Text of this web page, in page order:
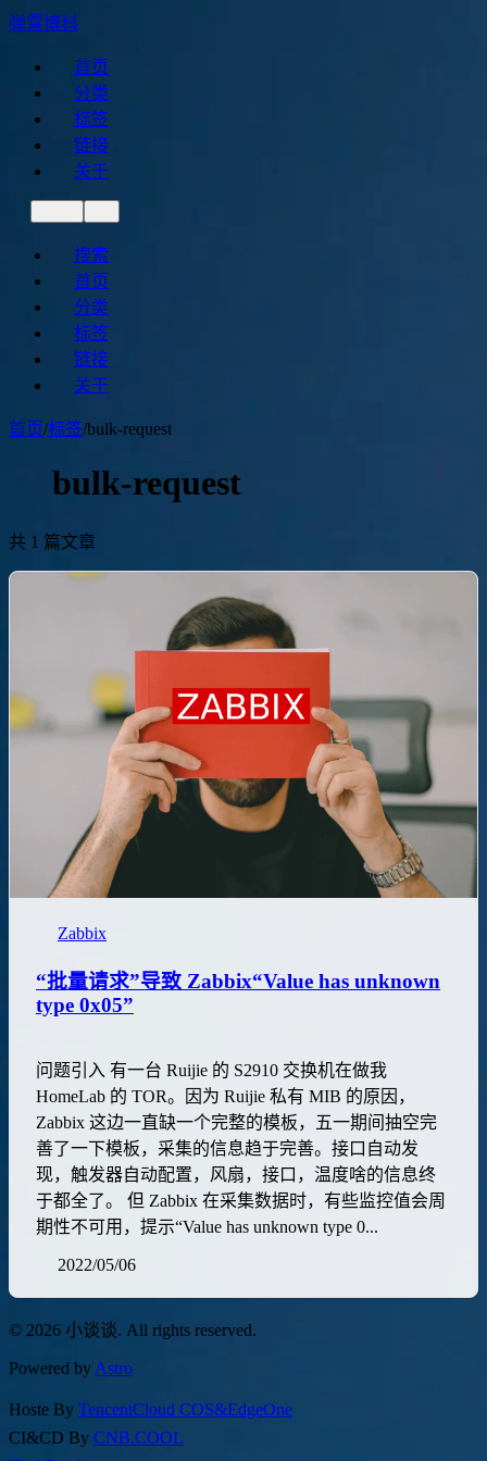
弹霄博科
首页
分类
标签
链接
关于
搜索
首页
分类
标签
链接
关于
首页/标签/bulk-request
bulk-request
共 1 篇文章
Zabbix
“批量请求”导致 Zabbix“Value has unknown
type 0x05”
问题引入 有一台 Ruijie 的 S2910 交换机在做我
HomeLab 的 TOR。因为 Ruijie 私有 MIB 的原因，
Zabbix 这边一直缺一个完整的模板，五一期间抽空完
善了一下模板，采集的信息趋于完善。接口自动发
现，触发器自动配置，风扇，接口，温度啥的信息终
于都全了。 但 Zabbix 在采集数据时，有些监控值会周
期性不可用，提示“Value has unknown type 0...
2022/05/06
© 2026 小谈谈. All rights reserved.
Powered by Astro
Hoste By TencentCloud COS&EdgeOne
CI&CD By CNB.COOL